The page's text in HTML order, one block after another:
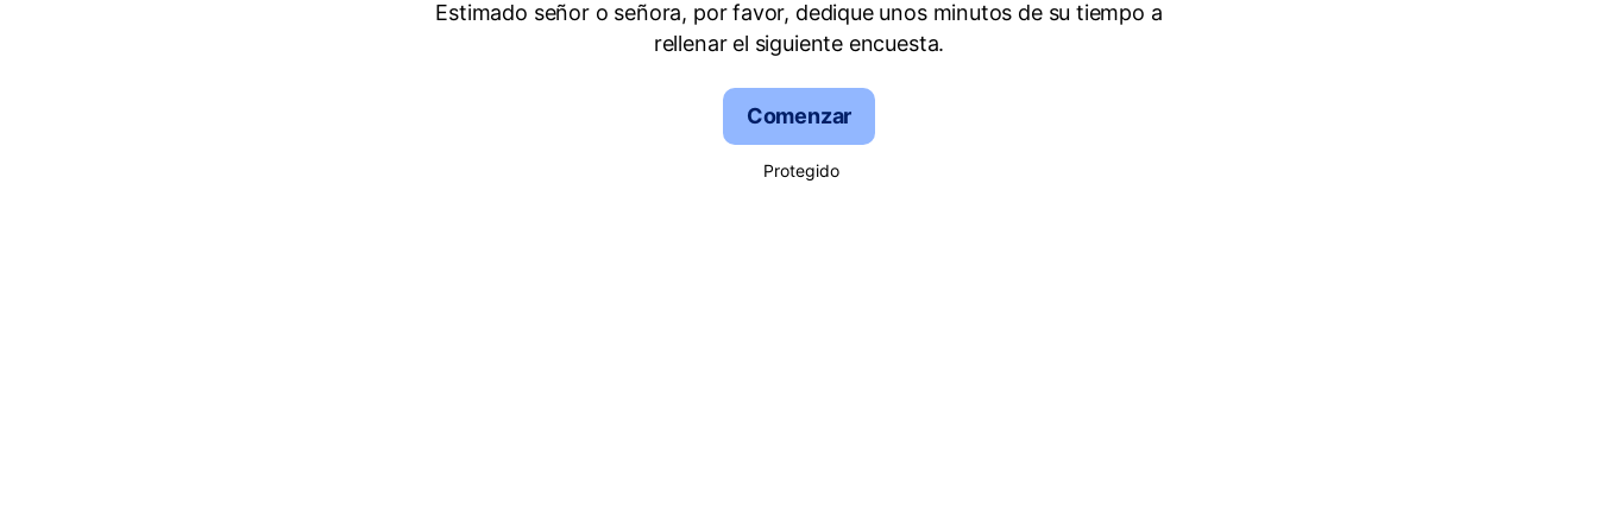
Estimado señor o señora, por favor, dedique unos minutos de su tiempo a
rellenar el siguiente encuesta.
Comenzar
Protegido